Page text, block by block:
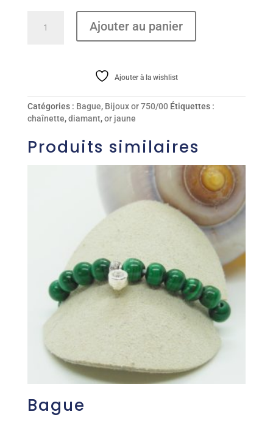
Ajouter au panier
Ajouter à la wishlist
Catégories : Bague, Bijoux or 750/00 Étiquettes :
chaînette,diamant,or jaune
Produits similaires
Bague